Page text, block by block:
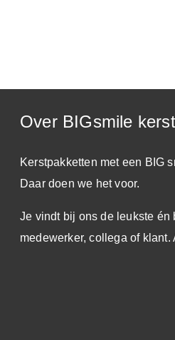
Over BIGsmile
Kerstpakketten met een BIG
Daar doen we het voor.
Je vindt bij ons de leukste én
medewerker, collega of